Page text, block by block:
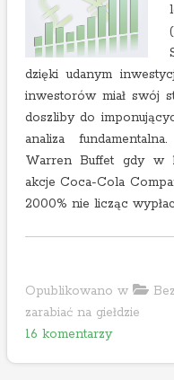
dzięki udanym
inwestorów miał swój
doszliby do
analiza
Warren Buffet gdy w
akcje Coca-Cola
2000% nie licząc
Opublikowano w
zarabiać na giełdzie
16 komentarzyd